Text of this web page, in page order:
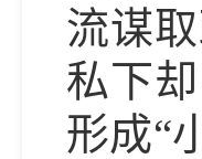
流谋
私下
形成“